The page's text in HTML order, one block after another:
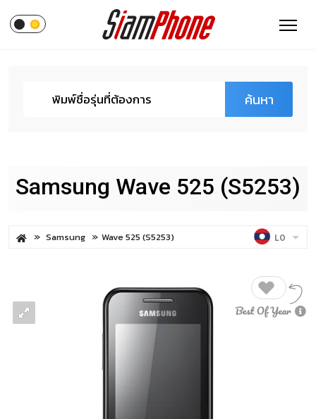
ค้นหา
Samsung Wave 525 (S5253)
Samsung Wave 525 (S5253) LO